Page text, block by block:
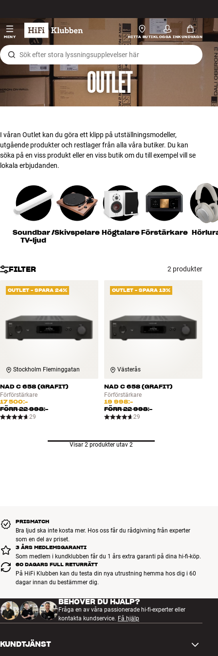
MENY HITTA BUTIKLOGGA INKUNDVAGN
HiFi
Högtalare
Skivspelare
Hörlurar
Surround
TV
Kablar
ERBJUDANDEN
Logga in
Bygg med ljud
Företag
OUTLET
I våran Outlet kan du göra ett klipp på utställningsmodeller,
utgående produkter och restlager från alla våra butiker. Du kan
söka på en viss produkt eller en viss butik om du till exempel vill se
lokala erbjudanden.
Soundbar /
TV-ljud
Skivspelare HögtalareFörstärkare
FILTER 2 produkter
OUTLET - SPARA 24%
Stockholm Fleminggatan
NAD C 658 (GRAFIT)
Förförstärkare
17 500:-
FÖRR22 998:-
29
OUTLET - SPARA 13%
Västerås
NAD C 658 (GRAFIT)
Förförstärkare
19 998:-
FÖRR22 998:-
29
Visar 2 produkter utav 2
PRISMATCH
Bra ljud ska inte kosta mer. Hos oss får du rådgivning från experter
som en del av priset.
3 ÅRS MEDLEMSGARANTI
Som medlem i kundklubben får du 1 års extra garanti på dina hi-fi-köp.
60 DAGARS FULL RETURRÄTT
På HiFi Klubben kan du testa din nya utrustning hemma hos dig i 60
dagar innan du bestämmer dig.
BEHÖVER DU HJÄLP?
Fråga en av våra passionerade hi-fi-experter eller
kontakta kundservice. Få hjälp
KUNDTJÄNST